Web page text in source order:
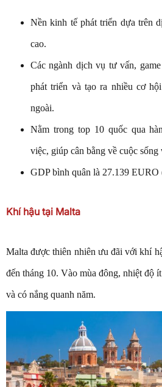
Nền kinh tế phát triển dựa trên
cao.
Các ngành dịch vụ tư vấn,
phát triển và tạo ra nhiều cơ
ngoài.
Nằm trong top 10 quốc qua
việc, giúp cân bằng về cuộc sống
GDP bình quân là 27.139 EURO
Khí hậu tại Malta
Malta được thiên nhiên ưu đãi với khí
đến tháng 10. Vào mùa đông, nhiệt độ
và có nắng quanh năm.